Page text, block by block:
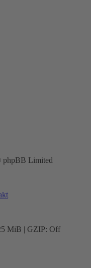
phpBB Limited
MiB | GZIP: Off